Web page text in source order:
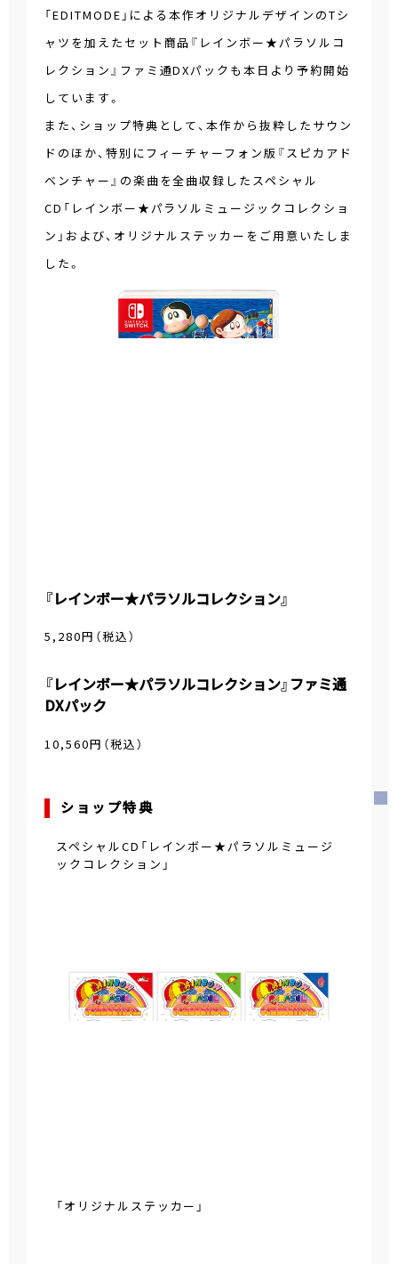
「EDITMODE」による本作オリジナルデザインのTシ
ャツを加えたセット商品『レインボー★パラソルコ
レクション』ファミ通DXパックも本日より予約開始
しています。
また、ショップ特典として、本作から抜粋したサウン
ドのほか、特別にフィーチャーフォン版『スピカアド
ベンチャー』の楽曲を全曲収録したスペシャル
CD「レインボー★パラソルミュージックコレクショ
ン」および、オリジナルステッカーをご用意いたしま
した。
『レインボー★パラソルコレクション』
5,280円（税込）
『レインボー★パラソルコレクション』ファミ通
DXパック
10,560円（税込）
ショップ特典
スペシャルCD「レインボー★パラソルミュージ
ックコレクション」
「オリジナルステッカー」